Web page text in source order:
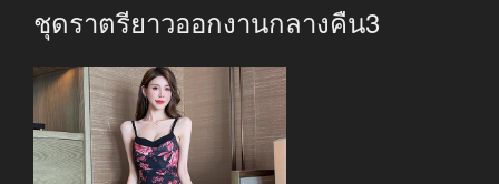
ชุดราตรียาวออกงานกลางคืน3